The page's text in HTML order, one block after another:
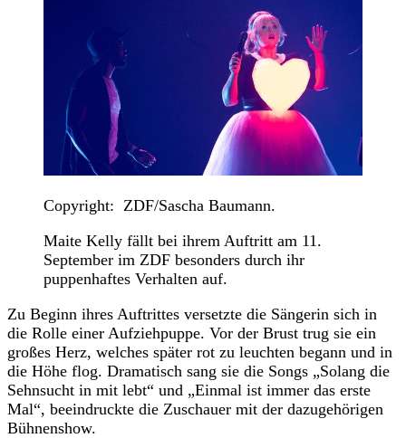
Copyright: ZDF/Sascha Baumann.
Maite Kelly fällt bei ihrem Auftritt am 11.
September im ZDF besonders durch ihr
puppenhaftes Verhalten auf.
Zu Beginn ihres Auftrittes versetzte die Sängerin sich in
die Rolle einer Aufziehpuppe. Vor der Brust trug sie ein
großes Herz, welches später rot zu leuchten begann und in
die Höhe flog. Dramatisch sang sie die Songs „Solang die
Sehnsucht in mit lebt“ und „Einmal ist immer das erste
Mal“, beeindruckte die Zuschauer mit der dazugehörigen
Bühnenshow.